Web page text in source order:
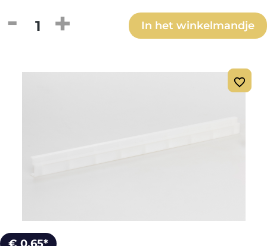
Producthoeveelheid: Voer deIn het winkelmandje